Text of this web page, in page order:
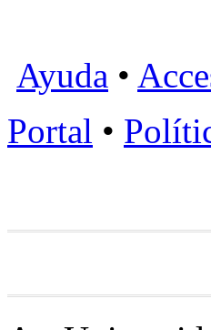
Ayuda •
Portal •